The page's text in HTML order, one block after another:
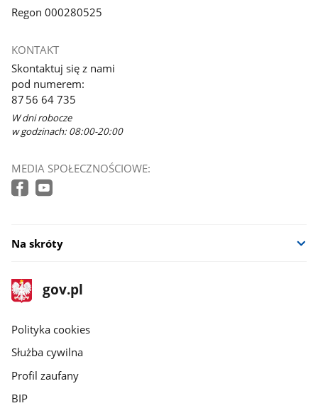
Regon 000280525
KONTAKT
Skontaktuj się z nami
pod numerem:
87 56 64 735
W dni robocze
w godzinach: 08:00-20:00
MEDIA SPOŁECZNOŚCIOWE:
Na skróty
stopka
gov.pl
Strona
gov.pl
gov.pl
Polityka cookies
Służba cywilna
Profil zaufany
BIP